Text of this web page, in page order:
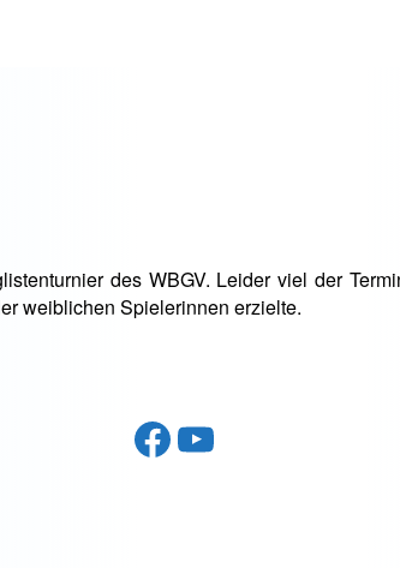
des WBGV. Leider viel der
weiblichen Spielerinnen erzielte.
Facebook
YouTube